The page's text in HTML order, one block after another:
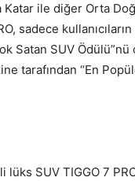
Katar ile diğer Orta
sadece
Satan SUV Ödülü”nü
tarafından “En
lüks SUV TIGGO 7